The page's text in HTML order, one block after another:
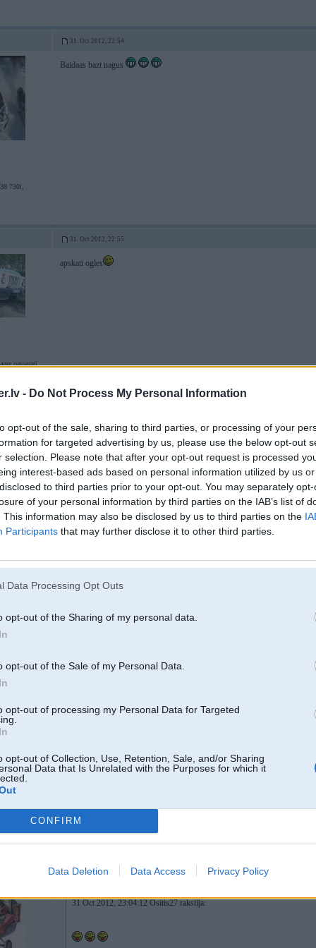
- Do Not Process My Personal Information
opt-out of the sale, sharing to third parties, or processing of your
for targeted advertising by us, please use the below opt-out
selection. Please note that after your opt-out request is processed
interest-based ads based on personal information utilized by us
to third parties prior to your opt-out. You may separately
of your personal information by third parties on the IAB’s list of
This information may also be disclosed by us to third parties on the
Participants that may further disclose it to other third parties.
Data Processing Opt Outs
opt-out of the Sharing of my personal data.
opt-out of the Sale of my Personal Data.
opt-out of processing my Personal Data for Targeted
opt-out of Collection, Use, Retention, Sale, and/or Sharing
Data that Is Unrelated with the Purposes for which it
CONFIRM
Data Deletion Data Access Privacy Policy
31. Oct 2012, 22:54
730i,
Baidaas bazt nagus
31. Oct 2012, 22:55
apskati ogles
31 Oct 2012, 22:55:19 ziema rakstīja:
apskati ogles
ir OK
31. Oct 2012, 23:04
730i,
apskati ogles
31 Oct 2012, 23:04:12 Ositis27 rakstīja: